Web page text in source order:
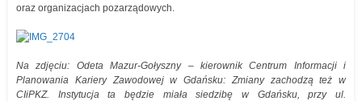
oraz organizacjach pozarządowych.
Na zdjęciu: Odeta Mazur-Gołyszny – kierownik Centrum Informacji i
Planowania Kariery Zawodowej w Gdańsku: Zmiany zachodzą też w
CIiPKZ. Instytucja ta będzie miała siedzibę w Gdańsku, przy ul.